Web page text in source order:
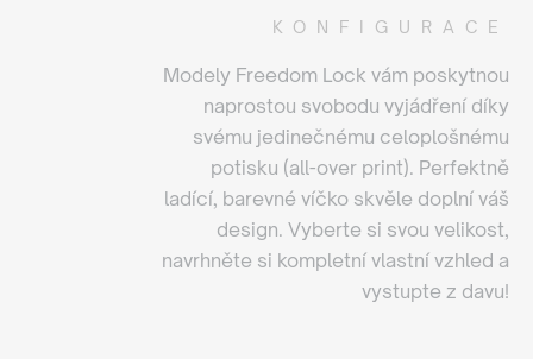
KONFIGURACE
Modely Freedom Lock vám poskytnou
naprostou svobodu vyjádření díky
svému jedinečnému celoplošnému
potisku (all-over print). Perfektně
ladící, barevné víčko skvěle doplní váš
design. Vyberte si svou velikost,
navrhněte si kompletní vlastní vzhled a
vystupte z davu!